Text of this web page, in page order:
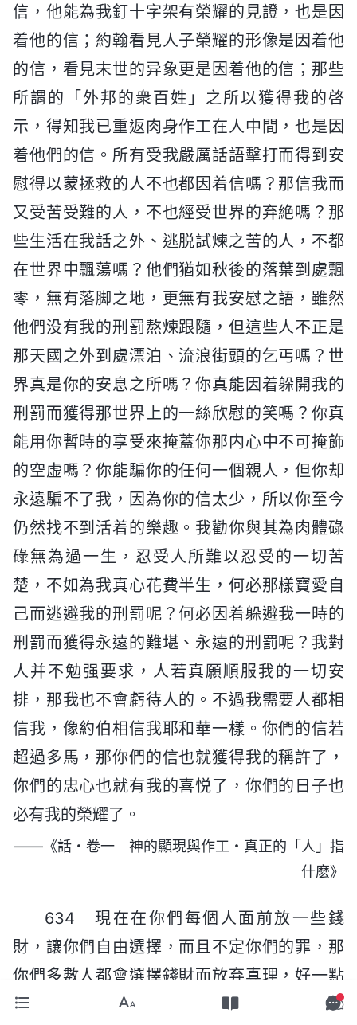
信，他能為我釘十字架有榮耀的見證，也是因
着他的信；約翰看見人子榮耀的形像是因着他
的信，看見末世的异象更是因着他的信；那些
所謂的「外邦的衆百姓」之所以獲得我的啓
示，得知我已重返肉身作工在人中間，也是因
着他們的信。所有受我嚴厲話語擊打而得到安
慰得以蒙拯救的人不也都因着信嗎？那信我而
又受苦受難的人，不也經受世界的弃絶嗎？那
些生活在我話之外、逃脱試煉之苦的人，不都
在世界中飄蕩嗎？他們猶如秋後的落葉到處飄
零，無有落脚之地，更無有我安慰之語，雖然
他們没有我的刑罰熬煉跟隨，但這些人不正是
那天國之外到處漂泊、流浪街頭的乞丐嗎？世
界真是你的安息之所嗎？你真能因着躲開我的
刑罰而獲得那世界上的一絲欣慰的笑嗎？你真
能用你暫時的享受來掩蓋你那内心中不可掩飾
的空虚嗎？你能騙你的任何一個親人，但你却
永遠騙不了我，因為你的信太少，所以你至今
仍然找不到活着的樂趣。我勸你與其為肉體碌
碌無為過一生，忍受人所難以忍受的一切苦
楚，不如為我真心花費半生，何必那樣寶愛自
己而逃避我的刑罰呢？何必因着躲避我一時的
刑罰而獲得永遠的難堪、永遠的刑罰呢？我對
人并不勉强要求，人若真願順服我的一切安
排，那我也不會虧待人的。不過我需要人都相
信我，像約伯相信我耶和華一樣。你們的信若
超過多馬，那你們的信也就獲得我的稱許了，
你們的忠心也就有我的喜悦了，你們的日子也
必有我的榮耀了。
——《話・卷一 神的顯現與作工・真正的「人」指
什麽》
634 現在在你們每個人面前放一些錢
財，讓你們自由選擇，而且不定你們的罪，那
你們多數人都會選擇錢財而放弃真理，好一點
的人會割捨掉錢財，勉强選擇真理，居于中間